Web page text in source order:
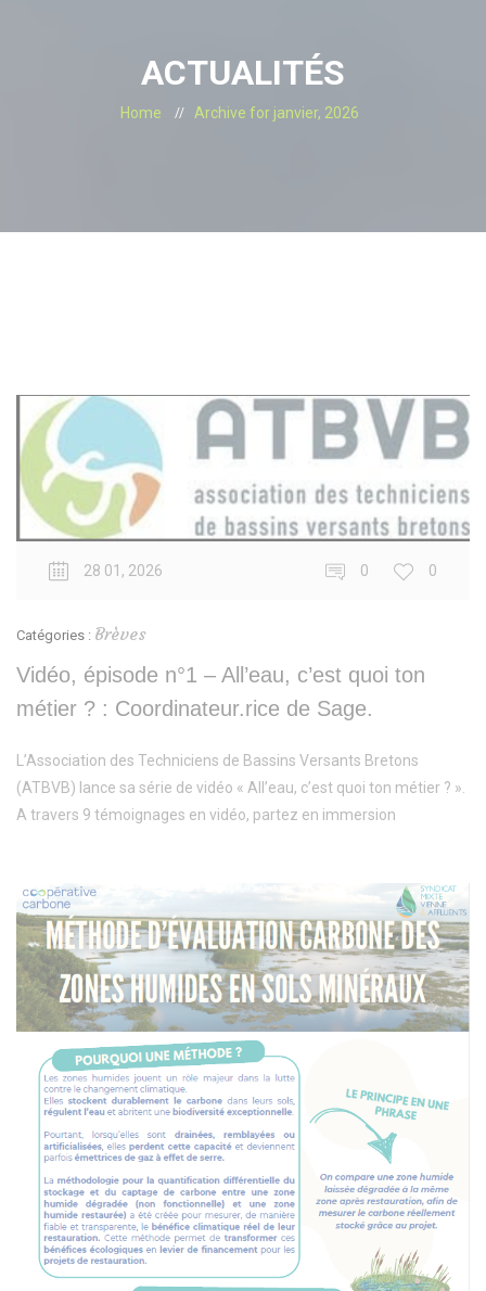
ACTUALITÉS
Home Archive for janvier, 2026
28 01, 2026 0 0
Catégories : Brèves
Vidéo, épisode n°1 – All’eau, c’est quoi ton
métier ? : Coordinateur.rice de Sage.
L’Association des Techniciens de Bassins Versants Bretons
(ATBVB) lance sa série de vidéo « All’eau, c’est quoi ton métier ? ».
A travers 9 témoignages en vidéo, partez en immersion